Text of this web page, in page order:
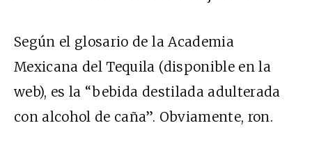
Según el glosario de la Academia
Mexicana del Tequila (disponible en la
web), es la “bebida destilada adulterada
con alcohol de caña”. Obviamente, ron.